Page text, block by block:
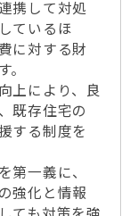
携して対処
ているほ
に対する財
上により、良
既存住宅の
する制度を
一義に、
強化と情報